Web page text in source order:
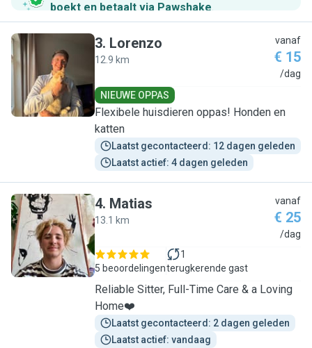
boekt en betaalt via Pawshake.
L
3. Lorenzo
12.9 km
vanaf
€ 15
/dag
NIEUWE OPPAS
Flexibele huisdieren oppas! Honden en
katten
Laatst gecontacteerd: 12 dagen geleden
Laatst actief: 4 dagen geleden
M
4. Matias
13.1 km
vanaf
€ 25
/dag
5 beoordelingen
1
terugkerende gast
Reliable Sitter, Full-Time Care & a Loving
Home❤️
Laatst gecontacteerd: 2 dagen geleden
Laatst actief: vandaag